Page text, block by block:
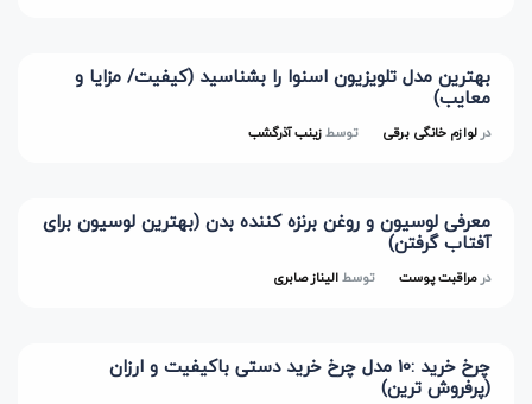
بهترین مدل تلویزیون اسنوا را بشناسید (کیفیت/ مزایا و
معایب)
در لوازم خانگی برقی توسطزینب آذرگشب
معرفی لوسیون و روغن برنزه کننده بدن (بهترین لوسیون برای
آفتاب گرفتن)
در مراقبت پوست توسطالیناز صابری
چرخ خرید :10 مدل چرخ خرید دستی باکیفیت و ارزان
(پرفروش ترین)